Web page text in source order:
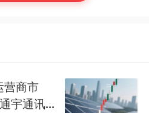
营商市
宇通讯5